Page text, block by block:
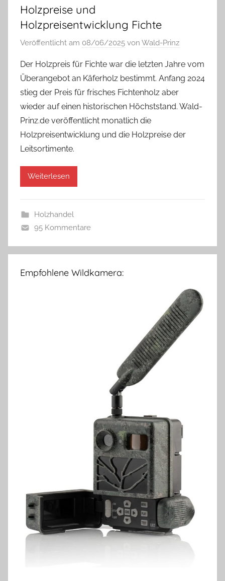
Holzpreise und
Holzpreisentwicklung Fichte
Veröffentlicht am 08/06/2025 von Wald-Prinz
Der Holzpreis für Fichte war die letzten Jahre vom
Überangebot an Käferholz bestimmt. Anfang 2024
stieg der Preis für frisches Fichtenholz aber
wieder auf einen historischen Höchststand. Wald-
Prinz.de veröffentlicht monatlich die
Holzpreisentwicklung und die Holzpreise der
Leitsortimente.
Weiterlesen
Holzhandel
95 Kommentare
Empfohlene Wildkamera: